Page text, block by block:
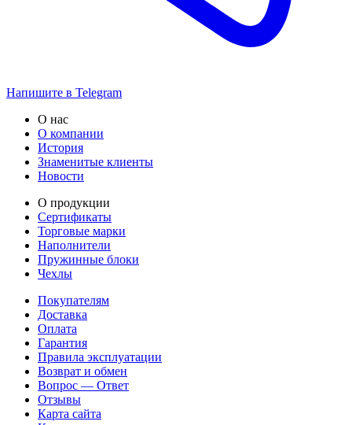
Напишите в Telegram
О нас
О компании
История
Знаменитые клиенты
Новости
О продукции
Сертификаты
Торговые марки
Наполнители
Пружинные блоки
Чехлы
Покупателям
Доставка
Оплата
Гарантия
Правила эксплуатации
Возврат и обмен
Вопрос — Ответ
Отзывы
Карта сайта